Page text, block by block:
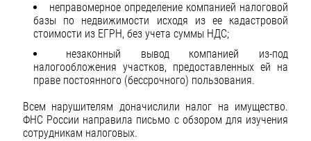
неправомерное определение компанией налоговой
базы по недвижимости исходя из ее кадастровой
стоимости из ЕГРН, без учета суммы НДС;
незаконный вывод компанией из-под
налогообложения участков, предоставленных ей на
праве постоянного (бессрочного) пользования.
Всем нарушителям доначислили налог на имущество.
ФНС России направила письмо с обзором для изучения
сотрудникам налоговых.